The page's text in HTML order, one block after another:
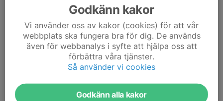
Två glada deltagare i 2023-års vattenskidskola
Godkänn kakor
Vi använder oss av kakor (cookies) för att vår
webbplats ska fungera bra för dig. De används
även för webbanalys i syfte att hjälpa oss att
förbättra våra tjänster.
Så använder vi cookies
Godkänn alla kakor